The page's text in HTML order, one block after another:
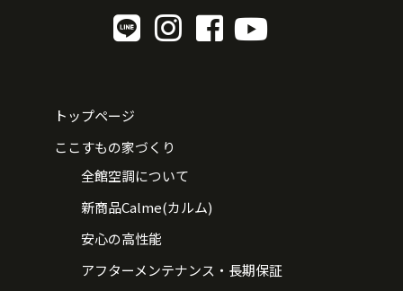
トップページ
ここすもの家づくり
全館空調について
新商品Calme(カルム)
安心の高性能
アフターメンテナンス・長期保証